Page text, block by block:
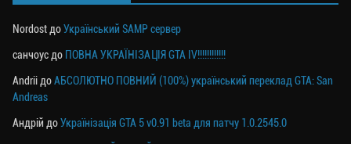
NordostдоУкраїнський SAMP сервер
санчоусдо ПОВНА УКРАЇНІЗАЦІЯ GTA IV!!!!!!!!!!!!
AndriiдоАБСОЛЮТНО ПОВНИЙ (100%) український переклад GTA: San
Andreas
Андрій доУкраїнізація GTA 5 v0.91 beta для патчу 1.0.2545.0